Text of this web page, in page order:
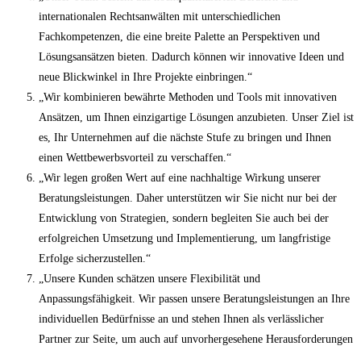
internationalen Rechtsanwälten mit unterschiedlichen
Fachkompetenzen, die eine breite Palette an Perspektiven und
Lösungsansätzen bieten. Dadurch können wir innovative Ideen und
neue Blickwinkel in Ihre Projekte einbringen.“
„Wir kombinieren bewährte Methoden und Tools mit innovativen
Ansätzen, um Ihnen einzigartige Lösungen anzubieten. Unser Ziel ist
es, Ihr Unternehmen auf die nächste Stufe zu bringen und Ihnen
einen Wettbewerbsvorteil zu verschaffen.“
„Wir legen großen Wert auf eine nachhaltige Wirkung unserer
Beratungsleistungen. Daher unterstützen wir Sie nicht nur bei der
Entwicklung von Strategien, sondern begleiten Sie auch bei der
erfolgreichen Umsetzung und Implementierung, um langfristige
Erfolge sicherzustellen.“
„Unsere Kunden schätzen unsere Flexibilität und
Anpassungsfähigkeit. Wir passen unsere Beratungsleistungen an Ihre
individuellen Bedürfnisse an und stehen Ihnen als verlässlicher
Partner zur Seite, um auch auf unvorhergesehene Herausforderungen